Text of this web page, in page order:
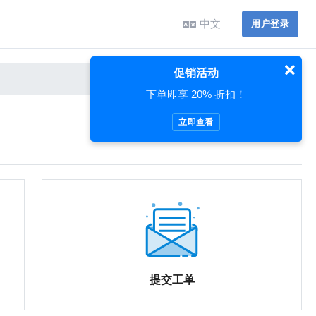
中文 用户登录
提交工单
促销活动
下单即享 20% 折扣！
立即查看